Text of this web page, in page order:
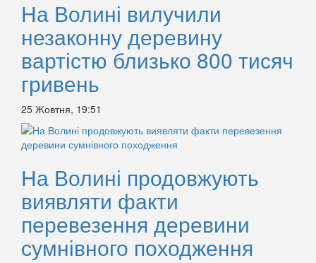
На Волині вилучили
незаконну деревину
вартістю близько 800 тисяч
гривень
25 Жовтня, 19:51
На Волині продовжують
виявляти факти
перевезення деревини
сумнівного походження